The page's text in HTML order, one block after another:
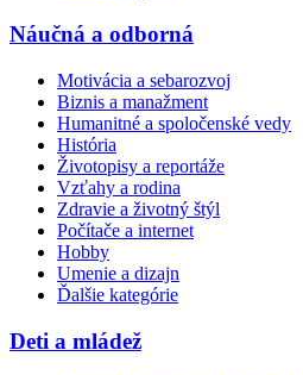
Náučná a odborná
Motivácia a sebarozvoj
Biznis a manažment
Humanitné a spoločenské vedy
História
Životopisy a reportáže
Vzťahy a rodina
Zdravie a životný štýl
Počítače a internet
Hobby
Umenie a dizajn
Ďalšie kategórie
Deti a mládež